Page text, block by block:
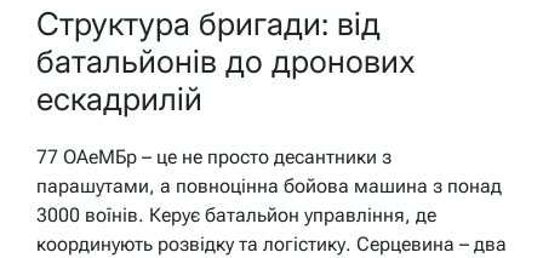
Структура бригади: від
батальйонів до дронових
ескадрилій
77 ОАеМБр – це не просто десантники з
парашутами, а повноцінна бойова машина з понад
3000 воїнів. Керує батальйон управління, де
координують розвідку та логістику. Серцевина – два